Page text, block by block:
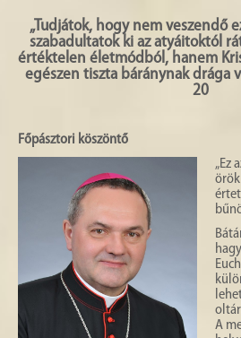
KEGYHELY
EUCHARISZTIA
HISTÓRIA
„Tudjátok, hogy nem veszendő
szabadultatok ki az atyáitoktól
értéktelen életmódból, hanem
egészen tiszta báránynak drága
20
Főpásztori köszöntő
„Ez
örök
A